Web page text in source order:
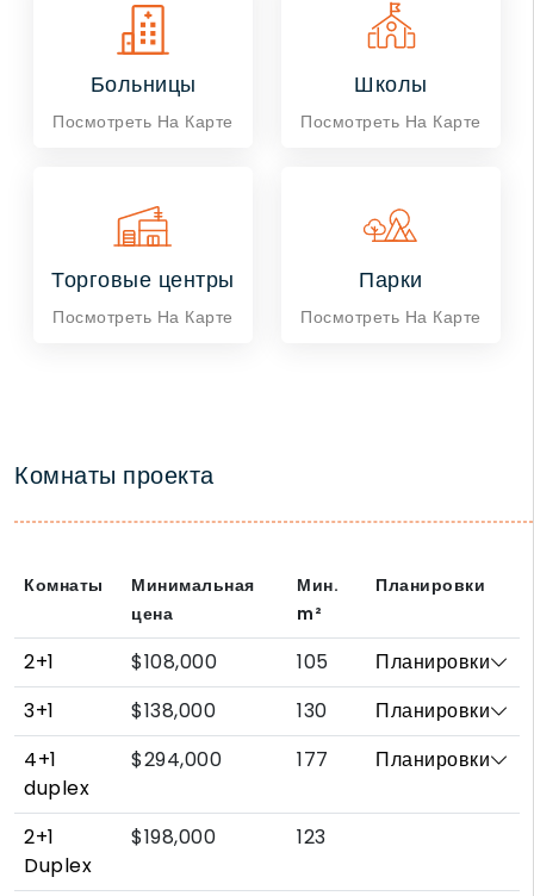
Больницы
Посмотреть На Карте
Школы
Посмотреть На Карте
Торговые центры
Посмотреть На Карте
Парки
Посмотреть На Карте
Комнаты проекта
Комнаты
Минимальная
цена
Мин.
m²
Планировки
2+1 $108,000 105
Планировки
3+1
$138,000 130
Планировки
4+1
duplex
$294,000 177 Планировки
2+1
Duplex
$198,000 123